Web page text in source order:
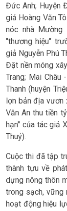
Đức Anh; Huyện
giả Hoàng Văn
nóc nhà Mường
"thương hiệu"
giả Nguyễn Phú
Đặt nền móng
Trang; Mai
Thanh (huyện
lợn bản địa vươn
Văn An thu tiền
hạn" của tác giả
Thuỷ).
Cuộc thi đã tập
thành tựu về
dựng nông thôn
trong sạch, vững
hoạt động hiệu